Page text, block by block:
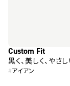
Custom Fit
黒く、美しく、やさ
#アイアン